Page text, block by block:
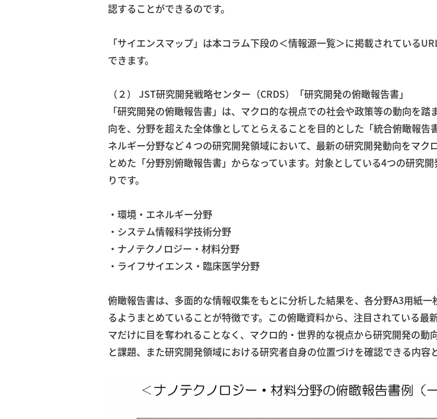
認することができるのです。
「サイエンスマップ」は本コラム下段の＜情報源一覧＞に掲載されている
できます。
（２） JST研究開発戦略センター（CRDS）「研究開発の俯瞰報告書」
「研究開発の俯瞰報告書」は、マクロ的な視点での社会や政策等の動向を踏
向を、分野を超えた全体像としてとらえることを目的とした「統合俯瞰報告
ネルギー分野など４つの研究開発領域において、最新の研究開発動向をマク
とめた「分野別俯瞰報告書」からなっています。対象としている4つの研究
りです。
・環境・エネルギー分野
・システム情報科学技術分野
・ナノテクノロジー・材料分野
・ライフサイエンス・臨床医学分野
俯瞰報告書は、多面的な情報収集をもとに分析した結果を、各分野A3用紙一
るようまとめていることが特徴です。この俯瞰資料から、注目されている最
マだけに目を奪われることなく、マクロ的・世界的な視点から研究開発の動
と課題、また研究開発領域における研究者自身の位置づけを確認できる内容